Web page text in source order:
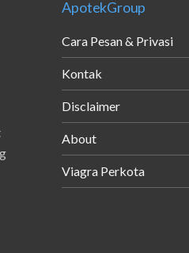
ApotekGroup
Cara Pesan & Privasi
Kontak
Disclaimer
About
Viagra Perkota